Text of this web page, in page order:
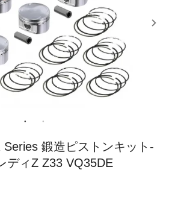
鍛造ピストンキット-
ディZ Z33 VQ35DE